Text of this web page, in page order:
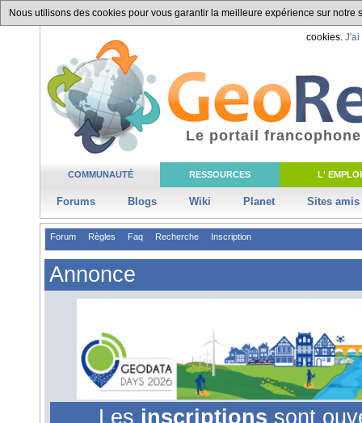
Nous utilisons des cookies pour vous garantir la meilleure expérience sur
cookies. J'ai
COMMUNAUTÉ RESSOURCES L' EMPLOI
Forums Blogs Wiki Planet Sites amis
Le portail
Forum Règles Faq Recherche Inscription
Annonce
Les inscriptions sont